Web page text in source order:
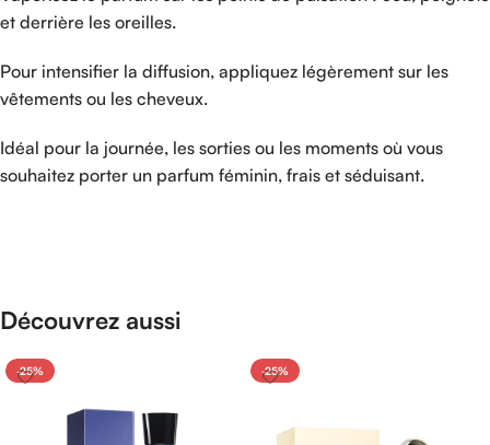
et derrière les oreilles.
Pour intensifier la diffusion, appliquez légèrement sur les
vêtements ou les cheveux.
Idéal pour la journée, les sorties ou les moments où vous
souhaitez porter un parfum féminin, frais et séduisant.
Découvrez aussi
-25% -25%